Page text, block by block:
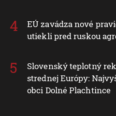
EÚ zavádza nové
utiekli pred ruskou
Slovenský teplotný
strednej Európy:
obci Dolné Plachtince